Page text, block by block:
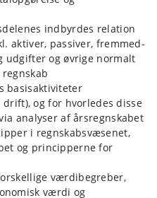
indbyrdes relation
aktiver, passiver, fremmed-
udgifter og øvrige normalt
basisaktiviteter
og for hvorledes disse
analyser af årsregnskabet
i regnskabsvæsenet,
og principperne for
værdibegreber,
værdi og